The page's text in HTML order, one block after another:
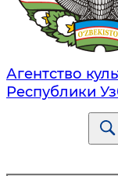
Агентство
Республики